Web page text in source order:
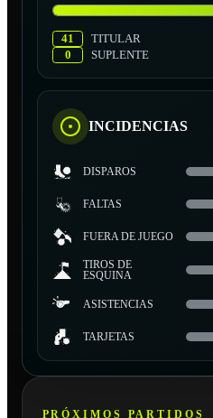
41
TITULAR
0
SUPLENTE
INCIDENCIAS
DISPAROS
FALTAS
FUERA DE JUEGO
TIROS DE
ESQUINA
ASISTENCIAS
TARJETAS
PRÓXIMOS PARTIDOS